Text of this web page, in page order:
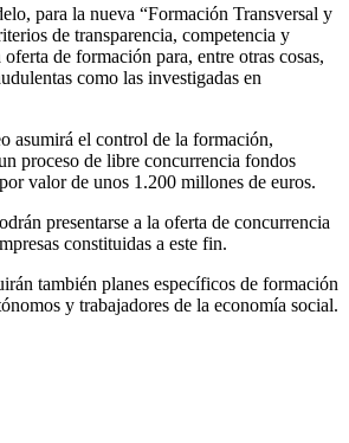
para la nueva “Formación Transversal y
de transparencia, competencia y
de formación para, entre otras cosas,
como las investigadas en
asumirá el control de la formación,
proceso de libre concurrencia fondos
valor de unos 1.200 millones de euros.
presentarse a la oferta de concurrencia
constituidas a este fin.
también planes específicos de formación
y trabajadores de la economía social.